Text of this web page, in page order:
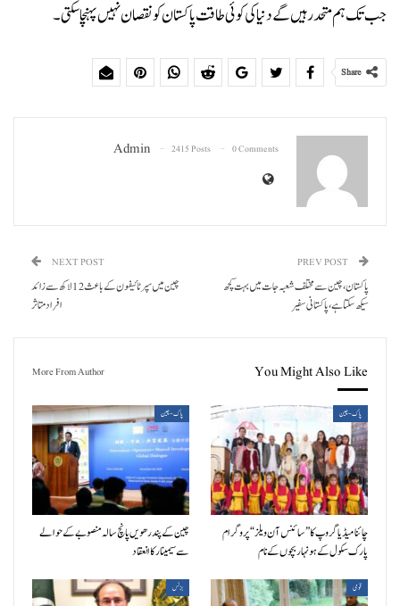
جب تک ہم متحد رہیں گے دنیا کی کوئی طاقت پاکستان کو نقصان نہیں پہنچا سکتی۔
Share
Admin 2415 Posts 0 Comments
پاکستان، چین سے مختلف شعبہ جات میں بہت کچھ
سیکھ سکتا ہے، پاکستانی سفیر
NEXT POST
چین میں سپر ٹائیفون کے با عث 12 لاکھ سے زائد
افراد متاثر
You Might Also Like
More From Author
پاک-چین
چائنا میڈیا گروپ کا ”سائنس آن ویلز“ پروگرام
پارک سکول کے ہونہار بچوں کے نام
پاک-چین
چین کے پندرھویں پانچ سالہ منصوبے کے حوالے
سے سیمینار کا انعقاد
قومی بزنس